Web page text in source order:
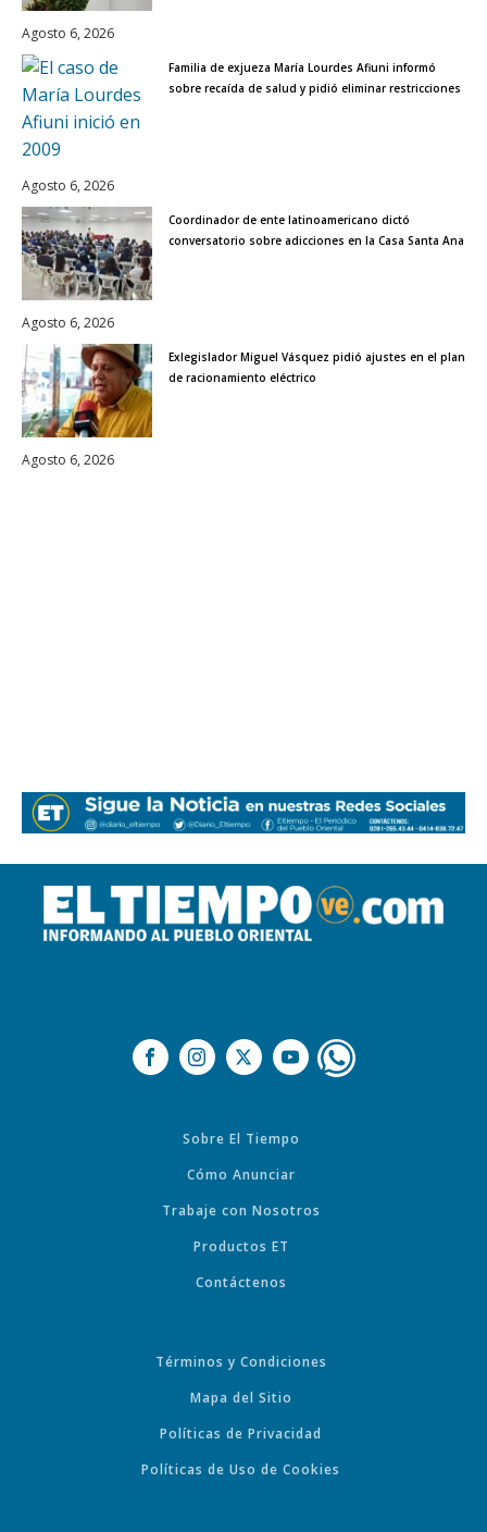
Agosto 6, 2026
Familia de exjueza María Lourdes Afiuni informó
sobre recaída de salud y pidió eliminar restricciones
Agosto 6, 2026
Coordinador de ente latinoamericano dictó
conversatorio sobre adicciones en la Casa Santa Ana
Agosto 6, 2026
Exlegislador Miguel Vásquez pidió ajustes en el plan
de racionamiento eléctrico
Agosto 6, 2026
Sobre El Tiempo
Cómo Anunciar
Trabaje con Nosotros
Productos ET
Contáctenos
Términos y Condiciones
Mapa del Sitio
Políticas de Privacidad
Políticas de Uso de Cookies